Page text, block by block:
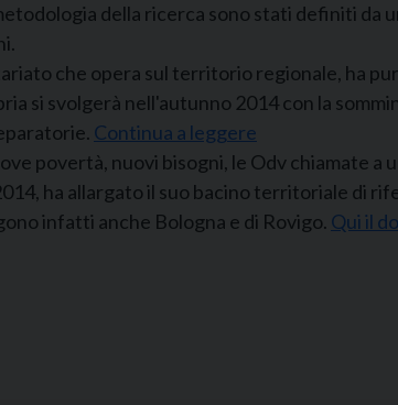
della ricerca sono stati definiti
che opera sul territorio regionale, ha
si svolgerà nell'autunno 2014 con la
Continua a leggere
povertà, nuovi bisogni, le Odv chiamate a
ha allargato il suo bacino territoriale di
infatti anche Bologna e di Rovigo. Qui il